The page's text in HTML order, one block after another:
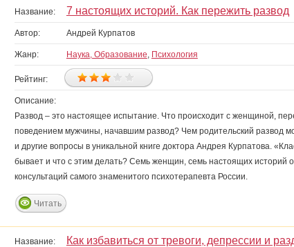
Название: 7 настоящих историй. Как пережить развод
Автор: Андрей Курпатов
Жанр: Наука, Образование, Психология
Рейтинг:
Описание:
Развод – это настоящее испытание. Что происходит с женщиной,
поведением мужчины, начавшим развод? Чем родительский развод
и другие вопросы в уникальной книге доктора Андрея Курпатова.
бывает и что с этим делать? Семь женщин, семь настоящих историй
консультаций самого знаменитого психотерапевта России.
Читать
Название: Как избавиться от тревоги, депрессии и